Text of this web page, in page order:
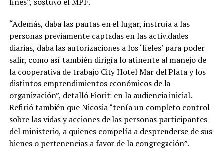
“Además, daba las pautas en el lugar, instruía a las
personas previamente captadas en las actividades
diarias, daba las autorizaciones a los ‘fieles’ para poder
salir, como así también dirigía lo atinente al manejo de
la cooperativa de trabajo City Hotel Mar del Plata y los
distintos emprendimientos económicos de la
organización”, detalló Fioriti en la audiencia inicial.
Refirió también que Nicosia “tenía un completo control
sobre las vidas y acciones de las personas participantes
del ministerio, a quienes compelía a desprenderse de sus
bienes o pertenencias a favor de la congregación”.